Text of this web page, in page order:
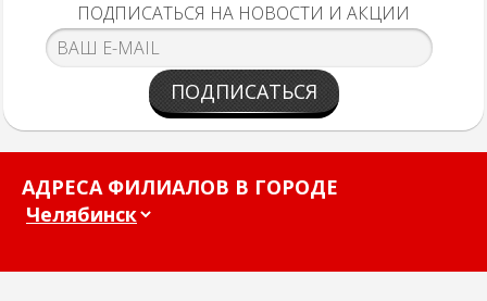
ПОДПИСАТЬСЯ НА НОВОСТИ И АКЦИИ
ПОДПИСАТЬСЯ
АДРЕСА ФИЛИАЛОВ В ГОРОДЕ